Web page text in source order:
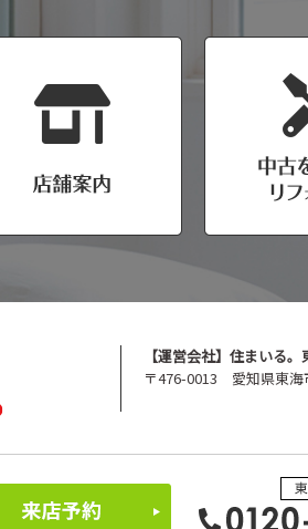
【運営会社】住まいる
〒476-0013 愛知県東海